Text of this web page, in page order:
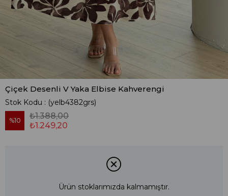
Çiçek Desenli V Yaka Elbise Kahverengi
Stok Kodu (yelb4382grs)
10
₺1.388,00
₺1.249,20
Ürün stoklarımızda kalmamıştır.